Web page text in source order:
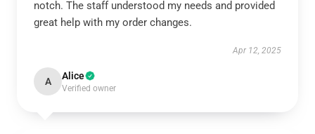
notch. The staff understood my needs and provided
great help with my order changes.
Apr 12, 2025
A Alice
Verified owner